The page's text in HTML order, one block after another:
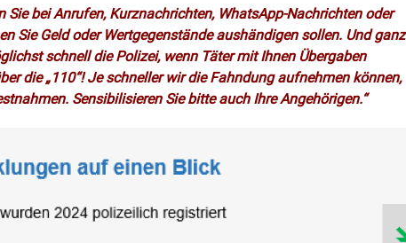
Sie bei Anrufen, Kurznachrichten, WhatsApp-Nachrichten oder
Sie Geld oder Wertgegenstände aushändigen sollen. Und ganz
schnell die Polizei, wenn Täter mit Ihnen Übergaben
die „110“! Je schneller wir die Fahndung aufnehmen können,
Sensibilisieren Sie bitte auch Ihre Angehörigen.“